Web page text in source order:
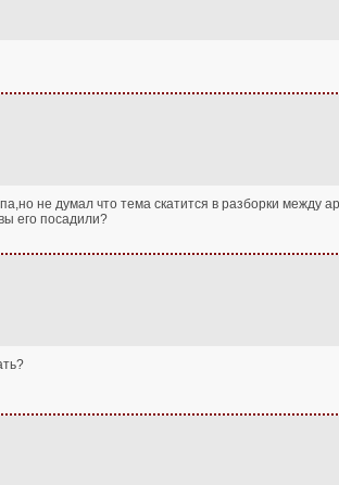
не думал что тема скатится в разборки между
его посадили?